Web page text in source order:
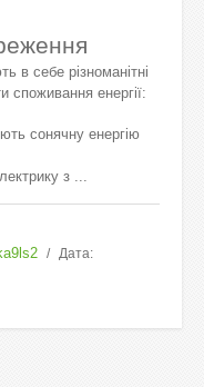
в себе різноманітні
споживання енергії:
сонячну енергію
з ...
Дата: